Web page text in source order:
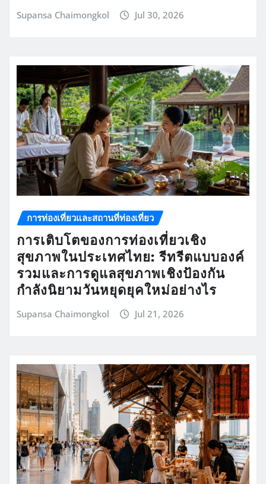
Supansa Chaimongkol Jul 30, 2026
การท่องเที่ยวและสถานที่ท่องเที่ยว
การเติบโตของการท่องเที่ยวเชิง
สุขภาพในประเทศไทย: รีทรีตแบบองค์
รวมและการดูแลสุขภาพเชิงป้องกัน
กำลังนิยามวันหยุดยุคใหม่อย่างไร
Supansa Chaimongkol Jul 21, 2026